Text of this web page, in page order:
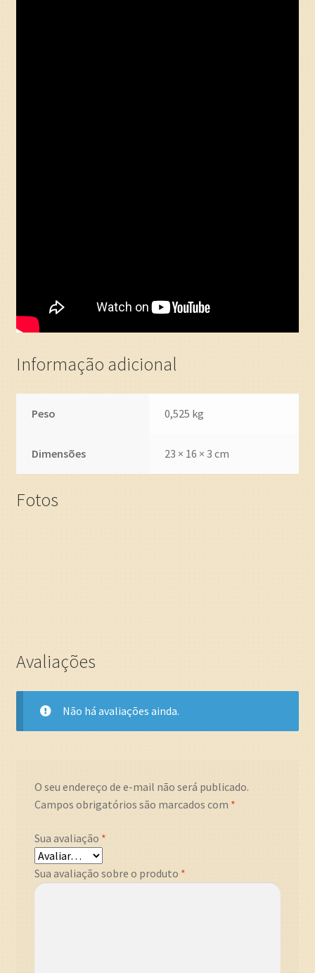
Informação adicional
Peso 0,525 kg
Dimensões 23 × 16 × 3 cm
Fotos
Avaliações
Não há avaliações ainda.
O seu endereço de e-mail não será publicado.
Campos obrigatórios são marcados com *
Sua avaliação *
Sua avaliação sobre o produto *